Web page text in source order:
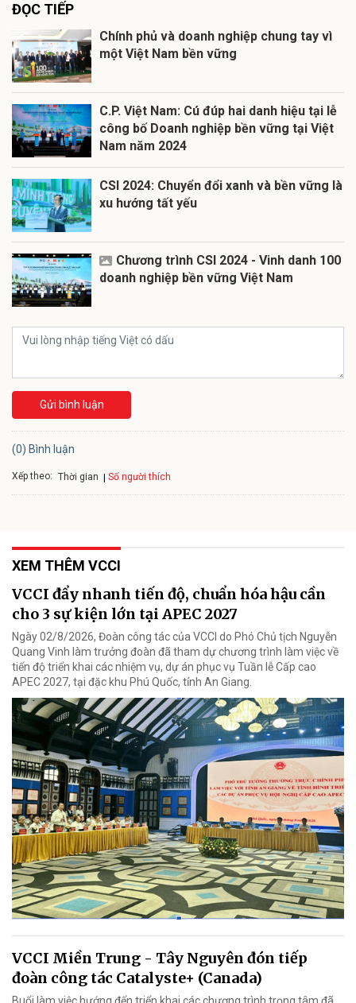
ĐỌC TIẾP
Chính phủ và doanh nghiệp chung tay vì
một Việt Nam bền vững
C.P. Việt Nam: Cú đúp hai danh hiệu tại lễ
công bố Doanh nghiệp bền vững tại Việt
Nam năm 2024
CSI 2024: Chuyển đổi xanh và bền vững là
xu hướng tất yếu
Chương trình CSI 2024 - Vinh danh 100
doanh nghiệp bền vững Việt Nam
Gửi bình luận
(0) Bình luận
Xếp theo: Thời gian Số người thích
XEM THÊM VCCI
VCCI đẩy nhanh tiến độ, chuẩn hóa hậu cần
cho 3 sự kiện lớn tại APEC 2027
Ngày 02/8/2026, Đoàn công tác của VCCI do Phó Chủ tịch Nguyễn
Quang Vinh làm trưởng đoàn đã tham dự chương trình làm việc về
tiến độ triển khai các nhiệm vụ, dự án phục vụ Tuần lễ Cấp cao
APEC 2027, tại đặc khu Phú Quốc, tỉnh An Giang.
VCCI Miền Trung - Tây Nguyên đón tiếp
đoàn công tác Catalyste+ (Canada)
Buổi làm việc hướng đến triển khai các chương trình trọng tâm đã